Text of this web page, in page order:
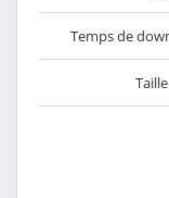
Temps de